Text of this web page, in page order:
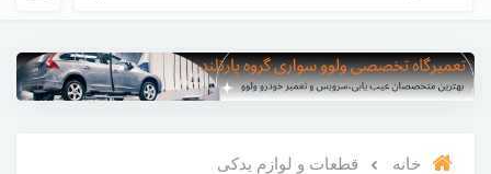
خانه قطعات و لوازم یدکی